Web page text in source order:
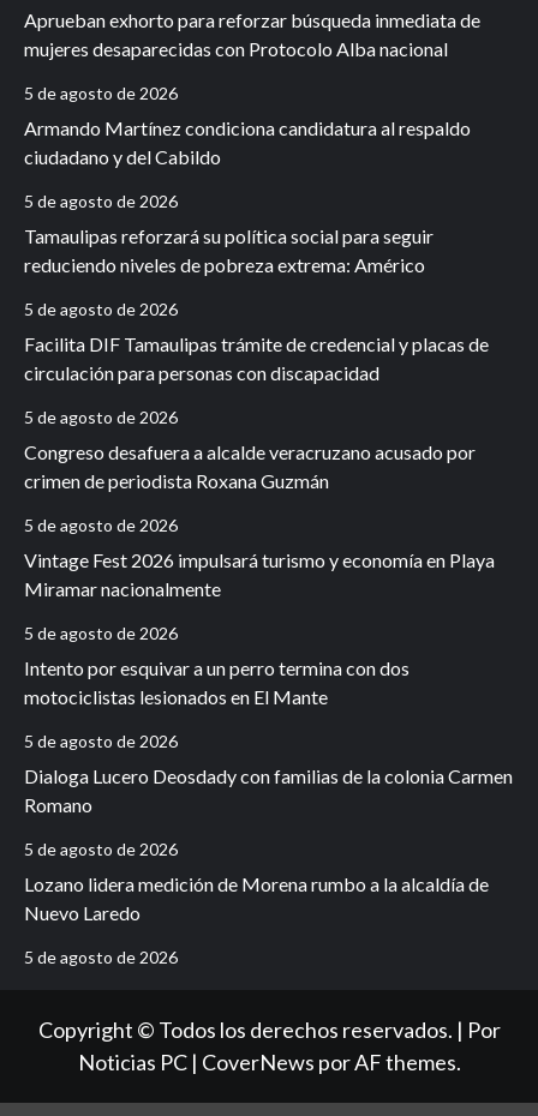
Aprueban exhorto para reforzar búsqueda inmediata de
mujeres desaparecidas con Protocolo Alba nacional
5 de agosto de 2026
Armando Martínez condiciona candidatura al respaldo
ciudadano y del Cabildo
5 de agosto de 2026
Tamaulipas reforzará su política social para seguir
reduciendo niveles de pobreza extrema: Américo
5 de agosto de 2026
Facilita DIF Tamaulipas trámite de credencial y placas de
circulación para personas con discapacidad
5 de agosto de 2026
Congreso desafuera a alcalde veracruzano acusado por
crimen de periodista Roxana Guzmán
5 de agosto de 2026
Vintage Fest 2026 impulsará turismo y economía en Playa
Miramar nacionalmente
5 de agosto de 2026
Intento por esquivar a un perro termina con dos
motociclistas lesionados en El Mante
5 de agosto de 2026
Dialoga Lucero Deosdady con familias de la colonia Carmen
Romano
5 de agosto de 2026
Lozano lidera medición de Morena rumbo a la alcaldía de
Nuevo Laredo
5 de agosto de 2026
Copyright © Todos los derechos reservados. | Por
Noticias PC | CoverNews por AF themes.